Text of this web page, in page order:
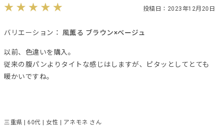
投稿日：2023年12月20日
バリエーション： 風薫る ブラウン×ベージュ
以前、色違いを購入。
従来の腹パンよりタイトな感じはしますが、ピタッとしてとても
暖かいですね。
三重県 | 60代 | 女性 | アネモネ さん